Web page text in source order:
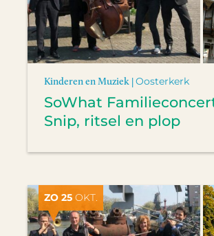
Kinderen en Muziek |Oosterkerk
SoWhat
Snip, ritsel en plop
ZO 25 OKT.